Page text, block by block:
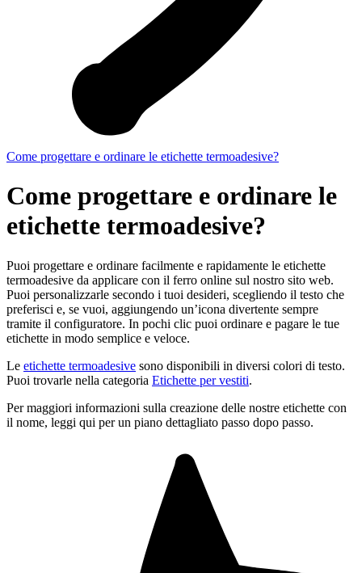
Come progettare e ordinare le etichette termoadesive?
Come progettare e ordinare le
etichette termoadesive?
Puoi progettare e ordinare facilmente e rapidamente le etichette
termoadesive da applicare con il ferro online sul nostro sito web.
Puoi personalizzarle secondo i tuoi desideri, scegliendo il testo che
preferisci e, se vuoi, aggiungendo un’icona divertente sempre
tramite il configuratore. In pochi clic puoi ordinare e pagare le tue
etichette in modo semplice e veloce.
Le etichette termoadesive sono disponibili in diversi colori di testo.
Puoi trovarle nella categoria Etichette per vestiti.
Per maggiori informazioni sulla creazione delle nostre etichette con
il nome, leggi qui per un piano dettagliato passo dopo passo.